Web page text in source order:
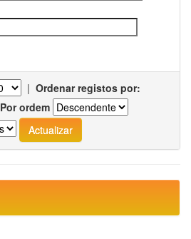
| Ordenar registos por:
Por ordem